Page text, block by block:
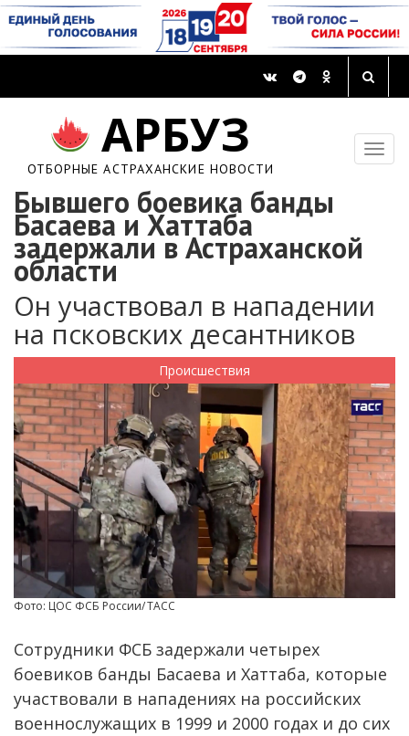
АРБУЗ
ОТБОРНЫЕ АСТРАХАНСКИЕ НОВОСТИ
Бывшего боевика банды
Басаева и Хаттаба
задержали в Астраханской
области
Он участвовал в нападении
на псковских десантников
Происшествия
Фото: ЦОС ФСБ России/ ТАСС
Сотрудники ФСБ задержали четырех
боевиков банды Басаева и Хаттаба, которые
участвовали в нападениях на российских
военнослужащих в 1999 и 2000 годах и до сих